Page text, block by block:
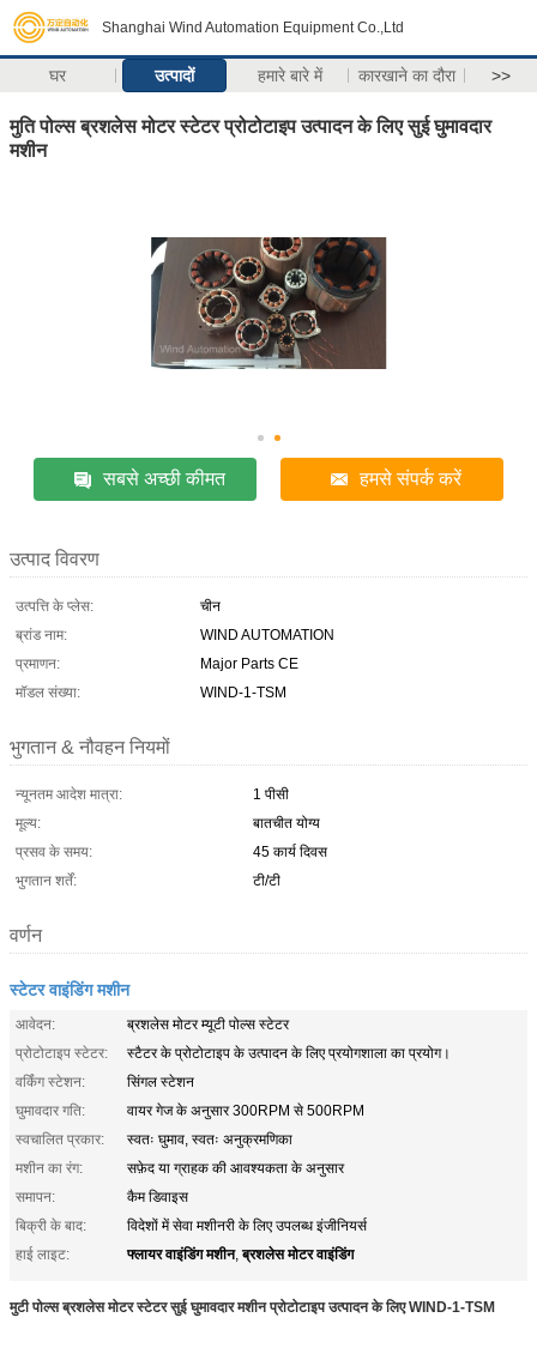
Shanghai Wind Automation Equipment Co.,Ltd
घर उत्पादों हमारे बारे में कारखाने का दौरा >>
मुति पोल्स ब्रशलेस मोटर स्टेटर प्रोटोटाइप उत्पादन के लिए सुई घुमावदार
मशीन
सबसे अच्छी कीमत हमसे संपर्क करें
उत्पाद विवरण
उत्पत्ति के प्लेस:
चीन
ब्रांड नाम:
WIND AUTOMATION
प्रमाणन:
Major Parts CE
मॉडल संख्या:
WIND-1-TSM
भुगतान & नौवहन नियमों
न्यूनतम आदेश मात्रा:
1 पीसी
मूल्य:
बातचीत योग्य
प्रसव के समय:
45 कार्य दिवस
भुगतान शर्तें:
टी/टी
वर्णन
स्टेटर वाइंडिंग मशीन
आवेदन:
ब्रशलेस मोटर म्यूटी पोल्स स्टेटर
प्रोटोटाइप स्टेटर:
स्टैटर के प्रोटोटाइप के उत्पादन के लिए प्रयोगशाला का प्रयोग।
वर्किंग स्टेशन:
सिंगल स्टेशन
घुमावदार गति:
वायर गेज के अनुसार 300RPM से 500RPM
स्वचालित प्रकार:
स्वतः घुमाव, स्वतः अनुक्रमणिका
मशीन का रंग:
सफ़ेद या ग्राहक की आवश्यकता के अनुसार
समापन:
कैम डिवाइस
बिक्री के बाद:
विदेशों में सेवा मशीनरी के लिए उपलब्ध इंजीनियर्स
हाई लाइट:
फ्लायर वाइंडिंग मशीन,ब्रशलेस मोटर वाइंडिंग
मुटी पोल्स ब्रशलेस मोटर स्टेटर सुई घुमावदार मशीन प्रोटोटाइप उत्पादन के लिए WIND-1-TSM